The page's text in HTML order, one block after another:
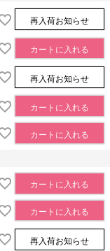
再入荷お知らせ
カートに入れる
再入荷お知らせ
カートに入れる
カートに入れる
カートに入れる
カートに入れる
再入荷お知らせ